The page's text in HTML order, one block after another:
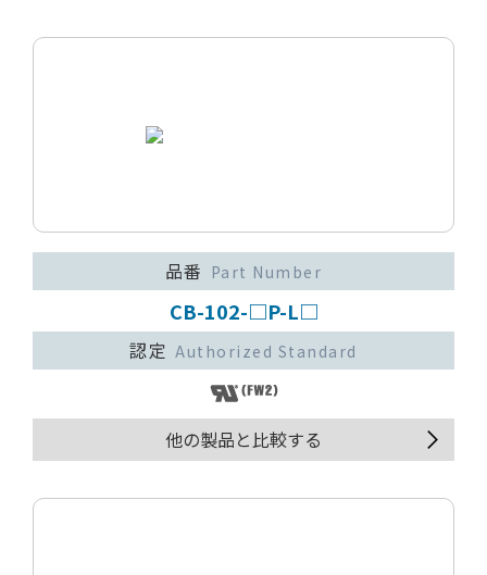
品番 Part Number
CB-102-□P-L□
認定 Authorized Standard
他の製品と比較する